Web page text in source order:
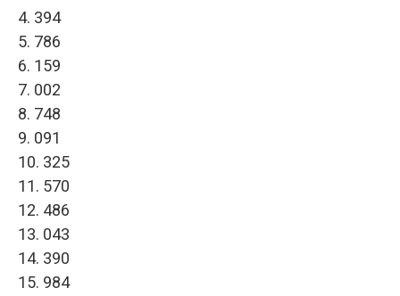
4. 394
5. 786
6. 159
7. 002
8. 748
9. 091
10. 325
11. 570
12. 486
13. 043
14. 390
15. 984